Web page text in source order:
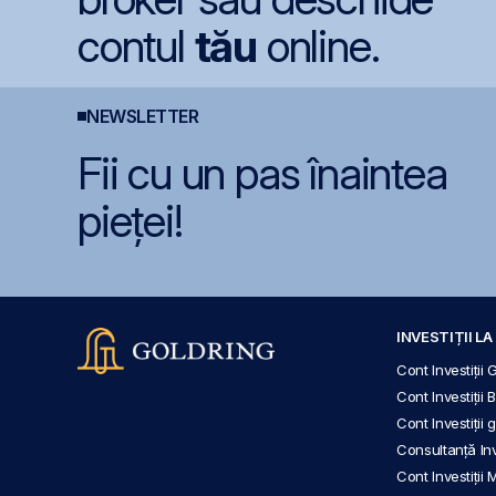
contul tău online.
NEWSLETTER
Fii cu un pas înaintea
pieței!
INVESTIȚII LA
Cont Investiții
Cont Investiții
Cont Investiții
Consultanță
Cont Investiții